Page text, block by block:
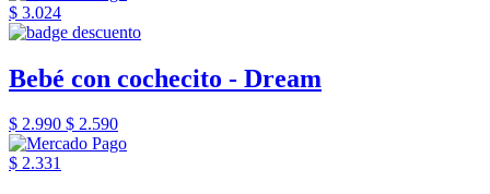
$ 3.024
Bebé con cochecito - Dream
$ 2.990 $ 2.590
$ 2.331